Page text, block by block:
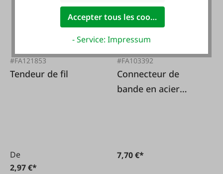
#FA121853
Tendeur de fil
De
2,97 €*
#FA103392
Connecteur de
bande en acier
7,70 €*
Accepter tous les cookies
- Service: Impressum